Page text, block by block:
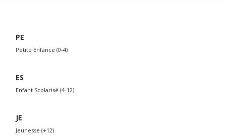
PE
Petite Enfance (0-4)
ES
Enfant Scolarisé (4-12)
JE
Jeunesse (+12)